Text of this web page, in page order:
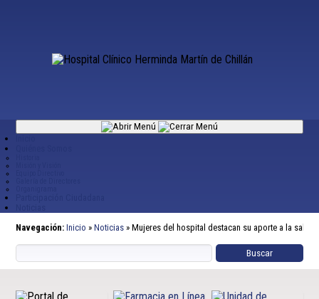
Navegación: Inicio » Noticias » Mujeres del hospital destacan su aporte a la